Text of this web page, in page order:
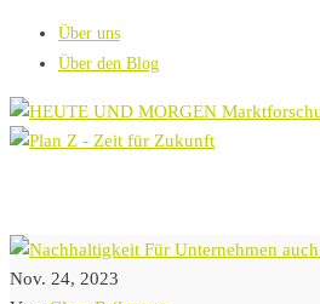
Über uns
Über den Blog
Nov. 24, 2023